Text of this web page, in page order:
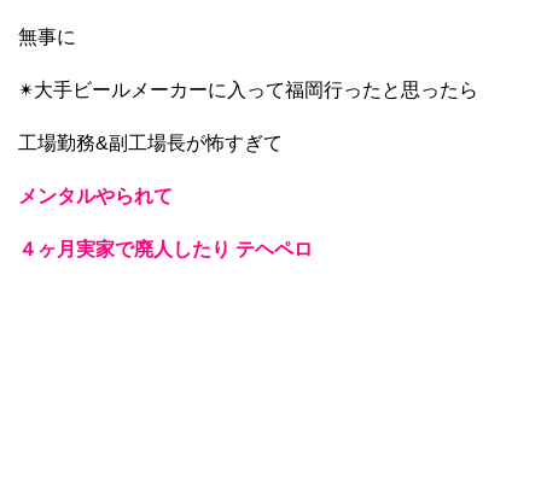
無事に
✴︎大手ビールメーカーに入って福岡行ったと思ったら
工場勤務&副工場長が怖すぎて
メンタルやられて
４ヶ月実家で廃人したり テヘペロ